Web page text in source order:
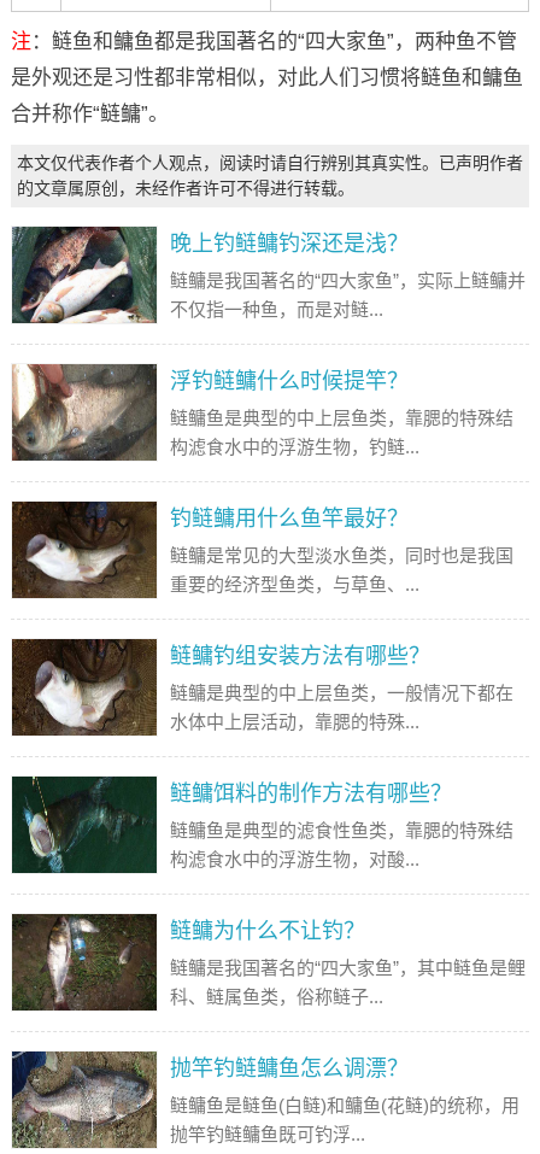
注 ：鲢鱼和鳙鱼都是我国著名的“四大家鱼”，两种鱼不管
是外观还是习性都非常相似，对此人们习惯将鲢鱼和鳙鱼
合并称作“鲢鳙”。
本文仅代表作者个人观点，阅读时请自行辨别其真实性。已声明作者
的文章属原创，未经作者许可不得进行转载。
晚上钓鲢鳙钓深还是浅？
鲢鳙是我国著名的“四大家鱼”，实际上鲢鳙并
不仅指一种鱼，而是对鲢...
浮钓鲢鳙什么时候提竿？
鲢鳙鱼是典型的中上层鱼类，靠腮的特殊结
构滤食水中的浮游生物，钓鲢...
钓鲢鳙用什么鱼竿最好？
鲢鳙是常见的大型淡水鱼类，同时也是我国
重要的经济型鱼类，与草鱼、...
鲢鳙钓组安装方法有哪些？
鲢鳙是典型的中上层鱼类，一般情况下都在
水体中上层活动，靠腮的特殊...
鲢鳙饵料的制作方法有哪些？
鲢鳙鱼是典型的滤食性鱼类，靠腮的特殊结
构滤食水中的浮游生物，对酸...
鲢鳙为什么不让钓？
鲢鳙是我国著名的“四大家鱼”，其中鲢鱼是鲤
科、鲢属鱼类，俗称鲢子...
抛竿钓鲢鳙鱼怎么调漂？
鲢鳙鱼是鲢鱼(白鲢)和鳙鱼(花鲢)的统称，用
抛竿钓鲢鳙鱼既可钓浮...